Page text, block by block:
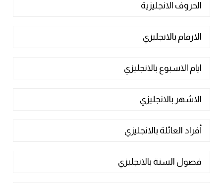
كلمات بحرف y
كلمات بحرف z
اغلق النافذة
الحروف الانجليزية
الارقام بالانجليزي
ايام الاسبوع بالانجليزي
الاشهر بالانجليزي
أفراد العائلة بالانجليزي
فصول السنة بالانجليزي